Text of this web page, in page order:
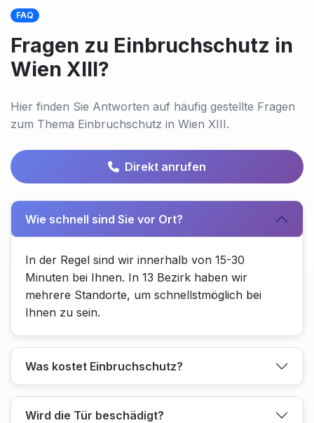
FAQ
Fragen zu Einbruchschutz in
Wien XIII?
Hier finden Sie Antworten auf häufig gestellte Fragen
zum Thema Einbruchschutz in Wien XIII.
Direkt anrufen
Wie schnell sind Sie vor Ort?
In der Regel sind wir innerhalb von 15-30
Minuten bei Ihnen. In 13 Bezirk haben wir
mehrere Standorte, um schnellstmöglich bei
Ihnen zu sein.
Was kostet Einbruchschutz?
Wird die Tür beschädigt?